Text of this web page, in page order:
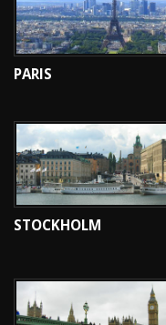
PARIS
STOCKHOLM